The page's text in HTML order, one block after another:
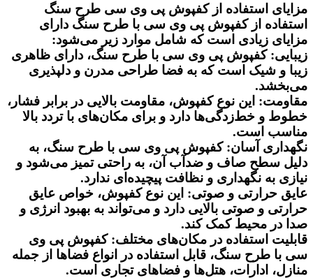
مزایای استفاده از کفپوش پی وی سی طرح سنگ
استفاده از کفپوش پی وی سی با طرح سنگ دارای
مزایای زیادی است که شامل موارد زیر می‌شود:
زیبایی: کفپوش پی وی سی با طرح سنگ، دارای ظاهری
زیبا و شیک است که به فضا طراحی مدرن و دلپذیری
می‌بخشد.
مقاومت: این نوع کفپوش، مقاومت بالایی در برابر فشار،
خطوط و خط‌زدگی‌ها دارد و برای مکان‌های با تردد بالا
مناسب است.
نگهداری آسان: کفپوش پی وی سی با طرح سنگ، به
دلیل سطح صاف و ضدآب آن، به راحتی تمیز می‌شود و
نیازی به نگهداری و نظافت پیچیده‌ای ندارد.
عایق حرارتی و صوتی: این نوع کفپوش، خواص عایق
حرارتی و صوتی بالایی دارد و می‌تواند به بهبود انرژی و
صدا در محیط کمک کند.
قابلیت استفاده در مکان‌های مختلف: کفپوش پی وی
سی با طرح سنگ، قابل استفاده در انواع فضاها از جمله
منازل، ادارات، هتل‌ها و فضاهای تجاری است.